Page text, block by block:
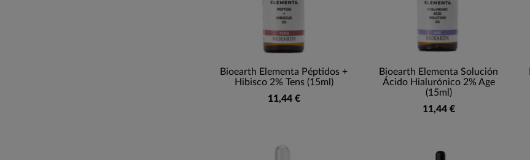
Bioearth Elementa Péptidos +
Hibisco 2% Tens (15ml)
11,44 €
Bioearth Elementa Solución
Ácido Hialurónico 2% Age
(15ml)
11,44 €